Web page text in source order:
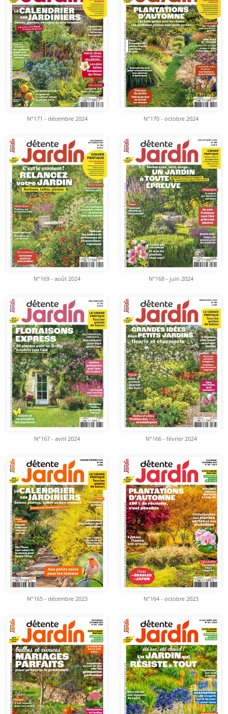
N°171 - décembre 2024 N°170 - octobre 2024
N°169 - août 2024 N°168 - juin 2024
N°167 - avril 2024 N°166 - février 2024
N°165 - décembre 2023 N°164 - octobre 2023